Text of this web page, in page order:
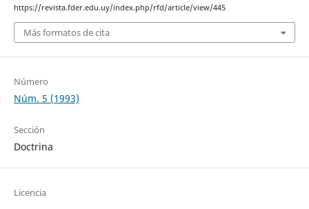
https://revista.fder.edu.uy/index.php/rfd/article/view/445
Más formatos de cita
Número
Núm. 5 (1993)
Sección
Doctrina
Licencia